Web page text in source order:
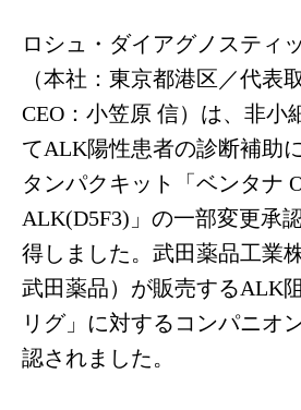
ロシュ・ダイアグノスティ
（本社：東京都港区／代表
CEO：小笠原 信）は、非小
てALK陽性患者の診断補助
タンパクキット「ベンタナ
ALK(D5F3)」の一部変更承
得しました。武田薬品工業
武田薬品）が販売するALK
リグ」に対するコンパニオ
認されました。